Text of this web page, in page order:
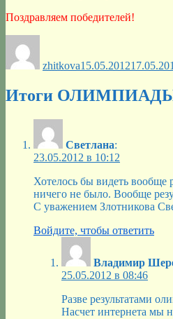
Поздравляем победителей!
zhitkova15.05.2012
Итоги ОЛИМПИАДЫ
Светлана:
23.05.2012 в 10:12
Хотелось бы видеть вообще
ничего не было. Вообще
С уважением Злотникова
Войдите, чтобы ответить
Владимир
25.05.2012 в 08:46
Разве результатами
Насчет интернета мы